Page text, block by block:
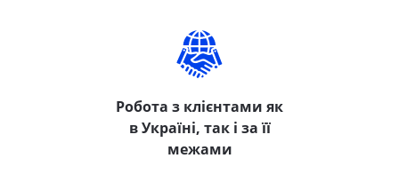
Робота з клієнтами як
в Україні, так і за її
межами